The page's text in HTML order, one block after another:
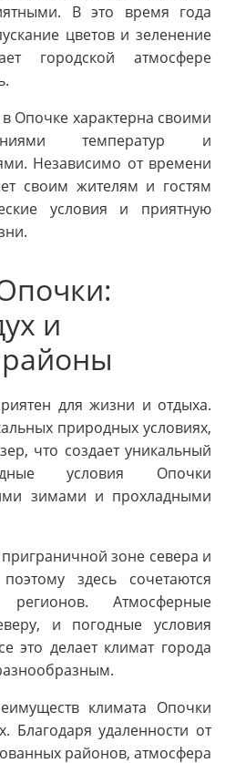
В это время года
цветов и зеленение
городской атмосфере
Опочке характерна своими
температур и
Независимо от времени
своим жителям и гостям
условия и приятную
и
для жизни и отдыха.
природных условиях,
что создает уникальный
условия Опочки
зимами и прохладными
зоне севера и
здесь сочетаются
Атмосферные
и погодные условия
это делает климат города
климата Опочки
Благодаря удаленности от
районов, атмосфера